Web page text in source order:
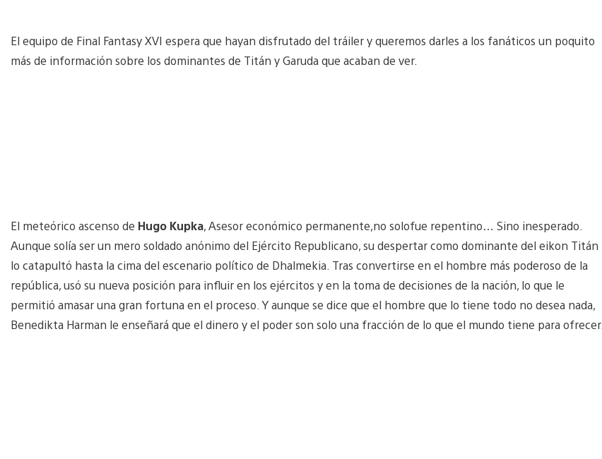
El equipo de Final Fantasy XVI espera que hayan disfrutado del tráiler y queremos darles a los fanáticos un poquito
más de información sobre los dominantes de Titán y Garuda que acaban de ver.
El meteórico ascenso de Hugo Kupka, Asesor económico permanente,no solofue repentino… Sino inesperado.
Aunque solía ser un mero soldado anónimo del Ejército Republicano, su despertar como dominante del eikon Titán
lo catapultó hasta la cima del escenario político de Dhalmekia. Tras convertirse en el hombre más poderoso de la
república, usó su nueva posición para influir en los ejércitos y en la toma de decisiones de la nación, lo que le
permitió amasar una gran fortuna en el proceso. Y aunque se dice que el hombre que lo tiene todo no desea nada,
Benedikta Harman le enseñará que el dinero y el poder son solo una fracción de lo que el mundo tiene para ofrecer.